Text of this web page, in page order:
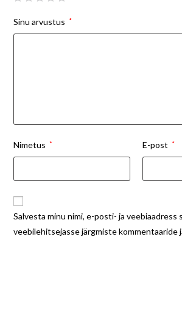
Sinu arvustus *
Nimetus * E-post *
Salvesta minu nimi, e-posti- ja veebiaadress
veebilehitsejasse järgmiste kommentaaride